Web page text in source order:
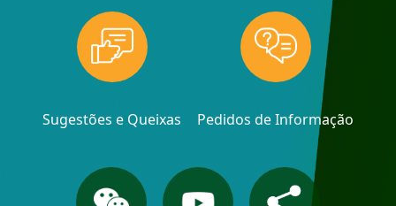
Sugestões e Queixas Pedidos de Informação